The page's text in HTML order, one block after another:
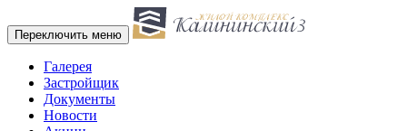
Переключить меню
Галерея
Застройщик
Документы
Новости